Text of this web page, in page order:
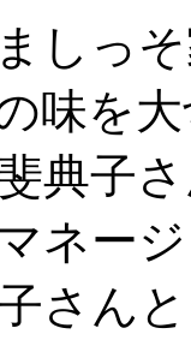
しっ
味を
典子
ネー
さん